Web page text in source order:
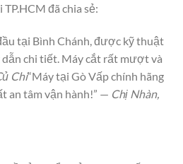
đã chia sẻ:
tại Bình Chánh, được kỹ thuật
chi tiết. Máy cắt rất mượt và
Chi“Máy tại Gò Vấp chính hãng
an tâm vận hành!” — Chị Nhàn,